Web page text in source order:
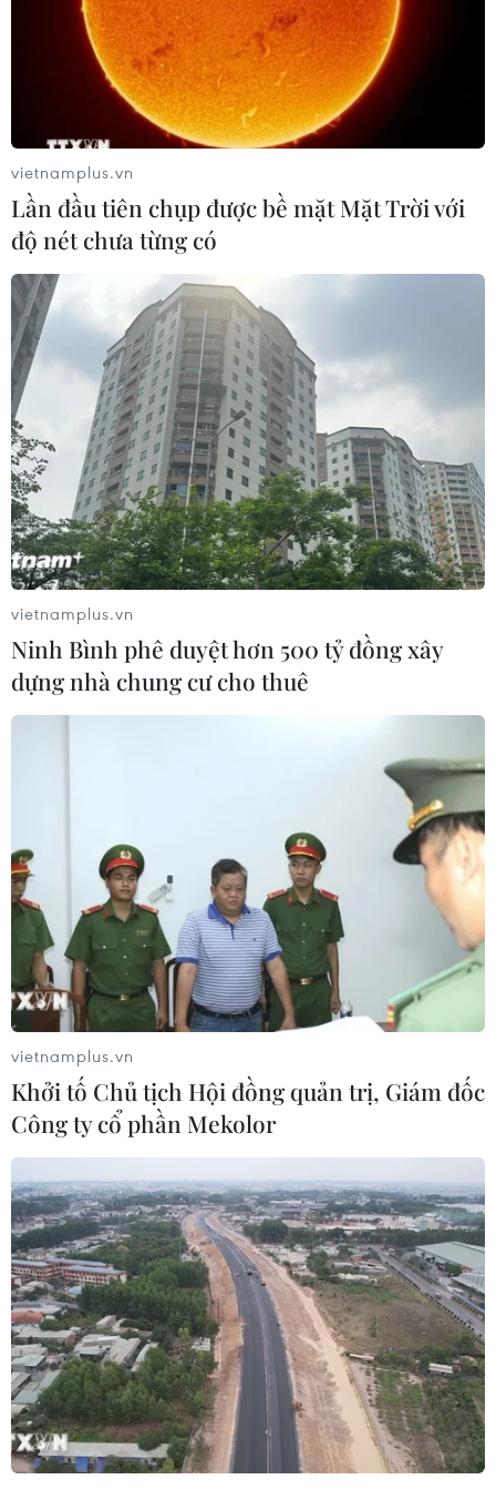
Xe tải hạng nặng lật nghiêng trên đèo
Mimosa ở Lâm Đồng
24/02/2024 09:07
Khi tới vị trí khúc cua cách chân đèo Mimosa khoảng
3,5km thì chiếc xe container mất lái, lật nghiêng ra
đường. Tài xế xe container không bị thương.
vietnamplus.vn
Lần đầu tiên chụp được bề mặt Mặt Trời với
độ nét chưa từng có
vietnamplus.vn
Ninh Bình phê duyệt hơn 500 tỷ đồng xây
dựng nhà chung cư cho thuê
vietnamplus.vn
Khởi tố Chủ tịch Hội đồng quản trị, Giám đốc
Công ty cổ phần Mekolor